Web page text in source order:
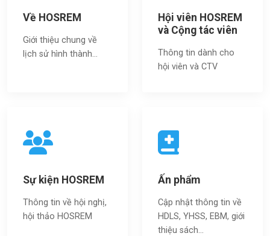
Về HOSREM
Giới thiệu chung về
lịch sử hình thành...
Hội viên HOSREM
và Cộng tác viên
Thông tin dành cho
hội viên và CTV
Sự kiện HOSREM
Thông tin về hội nghị,
hội thảo HOSREM
Ấn phẩm
Cập nhật thông tin về
HDLS, YHSS, EBM, giới
thiệu sách…